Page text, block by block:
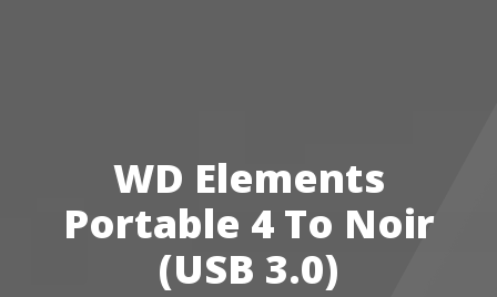
Câblage réseau
NAS
Vidéo surveillance
WD Elements
Portable 4 To Noir
(USB 3.0)